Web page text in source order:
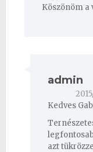
Köszönöm a
admin
Kedves
azt